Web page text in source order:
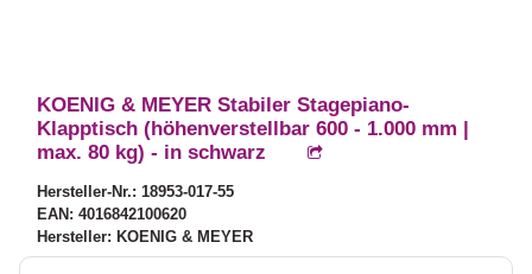
KOENIG & MEYER Stabiler Stagepiano-
Klapptisch (höhenverstellbar 600 - 1.000 mm |
max. 80 kg) - in schwarz
Hersteller-Nr.: 18953-017-55
EAN: 4016842100620
Hersteller: KOENIG & MEYER